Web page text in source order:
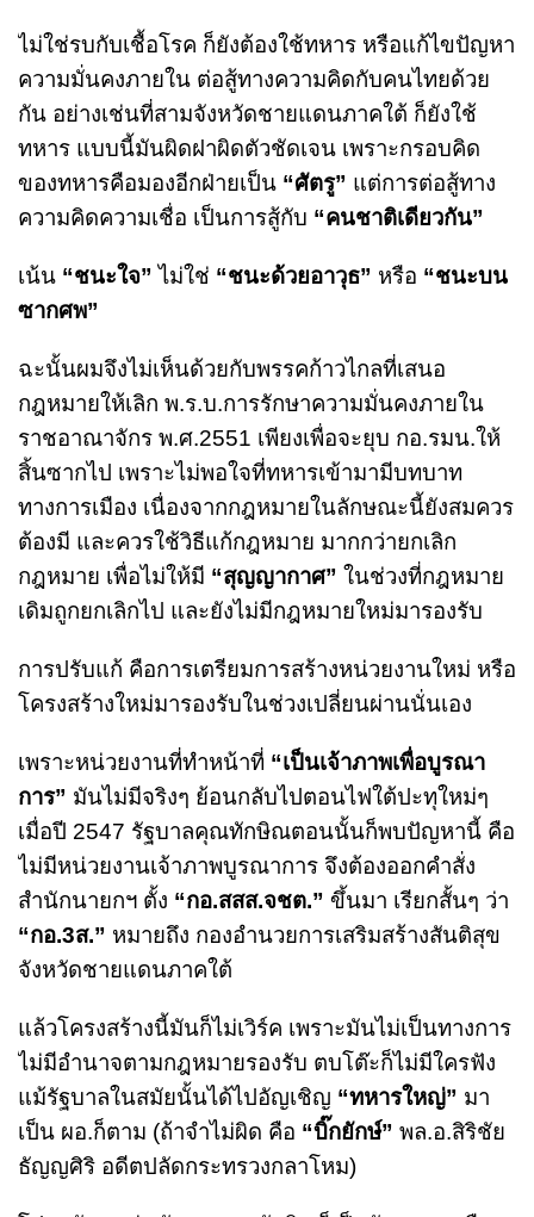
ไม่ใช่รบกับเชื้อโรค ก็ยังต้องใช้ทหาร หรือแก้ไขปัญหา
ความมั่นคงภายใน ต่อสู้ทางความคิดกับคนไทยด้วย
กัน อย่างเช่นที่สามจังหวัดชายแดนภาคใต้ ก็ยังใช้
ทหาร แบบนี้มันผิดฝาผิดตัวชัดเจน เพราะกรอบคิด
ของทหารคือมองอีกฝ่ายเป็น “ศัตรู” แต่การต่อสู้ทาง
ความคิดความเชื่อ เป็นการสู้กับ “คนชาติเดียวกัน”
เน้น “ชนะใจ” ไม่ใช่ “ชนะด้วยอาวุธ” หรือ “ชนะบน
ซากศพ”
ฉะนั้นผมจึงไม่เห็นด้วยกับพรรคก้าวไกลที่เสนอ
กฎหมายให้เลิก พ.ร.บ.การรักษาความมั่นคงภายใน
ราชอาณาจักร พ.ศ.2551 เพียงเพื่อจะยุบ กอ.รมน.ให้
สิ้นซากไป เพราะไม่พอใจที่ทหารเข้ามามีบทบาท
ทางการเมือง เนื่องจากกฎหมายในลักษณะนี้ยังสมควร
ต้องมี และควรใช้วิธีแก้กฎหมาย มากกว่ายกเลิก
กฎหมาย เพื่อไม่ให้มี “สุญญากาศ” ในช่วงที่กฎหมาย
เดิมถูกยกเลิกไป และยังไม่มีกฎหมายใหม่มารองรับ
การปรับแก้ คือการเตรียมการสร้างหน่วยงานใหม่ หรือ
โครงสร้างใหม่มารองรับในช่วงเปลี่ยนผ่านนั่นเอง
เพราะหน่วยงานที่ทำหน้าที่ “เป็นเจ้าภาพเพื่อบูรณา
การ” มันไม่มีจริงๆ ย้อนกลับไปตอนไฟใต้ปะทุใหม่ๆ
เมื่อปี 2547 รัฐบาลคุณทักษิณตอนนั้นก็พบปัญหานี้ คือ
ไม่มีหน่วยงานเจ้าภาพบูรณาการ จึงต้องออกคำสั่ง
สำนักนายกฯ ตั้ง “กอ.สสส.จชต.” ขึ้นมา เรียกสั้นๆ ว่า
“กอ.3ส.” หมายถึง กองอำนวยการเสริมสร้างสันติสุข
จังหวัดชายแดนภาคใต้
แล้วโครงสร้างนี้มันก็ไม่เวิร์ค เพราะมันไม่เป็นทางการ
ไม่มีอำนาจตามกฎหมายรองรับ ตบโต๊ะก็ไม่มีใครฟัง
แม้รัฐบาลในสมัยนั้นได้ไปอัญเชิญ “ทหารใหญ่” มา
เป็น ผอ.ก็ตาม (ถ้าจำไม่ผิด คือ “บิ๊กยักษ์” พล.อ.สิริชัย
ธัญญศิริ อดีตปลัดกระทรวงกลาโหม)